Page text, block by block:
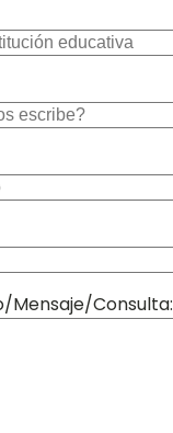
Mensaje/Consulta: